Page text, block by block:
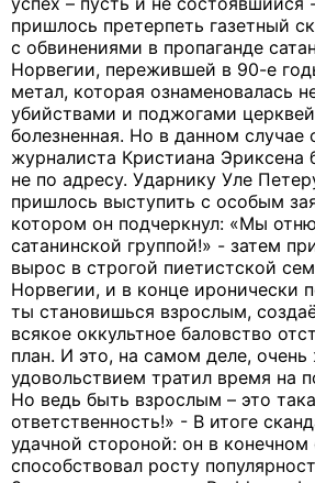
пришлось претерпеть газетный
с обвинениями в пропаганде
Норвегии, пережившей в 90-е
метал, которая ознаменовалась
убийствами и поджогами
болезненная. Но в данном случае
журналиста Кристиана Эриксена
не по адресу. Ударнику Уле
пришлось выступить с особым
котором он подчеркнул: «Мы
сатанинской группой!» - затем
вырос в строгой пиетистской
Норвегии, и в конце иронически
ты становишься взрослым,
всякое оккультное баловство
план. И это, на самом деле,
удовольствием тратил время на
Но ведь быть взрослым – это
ответственность!» - В итоге
удачной стороной: он в конечном
способствовал росту